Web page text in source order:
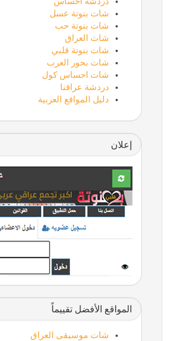
شات بنوتة عسل
شات بنوتة حب
شات العراق
شات بنوتة قلبي
شات بحور العرب
شات احساس كول
دردشة عراقنا
دليل المواقع العربية
إعلان
المواقع الأفضل تقييماً
شات موسيقى العراق